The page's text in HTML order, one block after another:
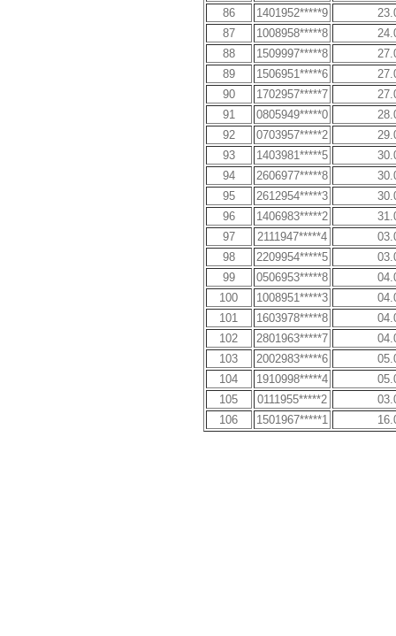
86
1401952*****9
87
1008958*****8
88
1509997*****8
89
1506951*****6
90
1702957*****7
91
0805949*****0
92
0703957*****2
93
1403981*****5
94
2606977*****8
95
2612954*****3
96
1406983*****2
97
2111947*****4
98
2209954*****5
99
0506953*****8
100
1008951*****3
101
1603978*****8
102
2801963*****7
103
2002983*****6
104
1910998*****4
105
0111955*****2
106
1501967*****1